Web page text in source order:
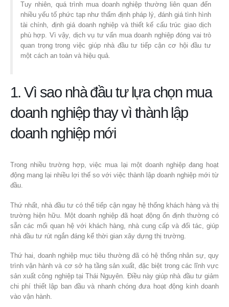
Tuy nhiên, quá trình mua doanh nghiệp thường liên quan đến
nhiều yếu tố phức tạp như thẩm định pháp lý, đánh giá tình hình
tài chính, định giá doanh nghiệp và thiết kế cấu trúc giao dịch
phù hợp. Vì vậy, dịch vụ tư vấn mua doanh nghiệp đóng vai trò
quan trọng trong việc giúp nhà đầu tư tiếp cận cơ hội đầu tư
một cách an toàn và hiệu quả.
1. Vì sao nhà đầu tư lựa chọn mua
doanh nghiệp thay vì thành lập
doanh nghiệp mới
Trong nhiều trường hợp, việc mua lại một doanh nghiệp đang hoạt
động mang lại nhiều lợi thế so với việc thành lập doanh nghiệp mới từ
đầu.
Thứ nhất, nhà đầu tư có thể tiếp cận ngay hệ thống khách hàng và thị
trường hiện hữu. Một doanh nghiệp đã hoạt động ổn định thường có
sẵn các mối quan hệ với khách hàng, nhà cung cấp và đối tác, giúp
nhà đầu tư rút ngắn đáng kể thời gian xây dựng thị trường.
Thứ hai, doanh nghiệp mục tiêu thường đã có hệ thống nhân sự, quy
trình vận hành và cơ sở hạ tầng sản xuất, đặc biệt trong các lĩnh vực
sản xuất công nghiệp tại Thái Nguyên. Điều này giúp nhà đầu tư giảm
chi phí thiết lập ban đầu và nhanh chóng đưa hoạt động kinh doanh
vào vận hành.